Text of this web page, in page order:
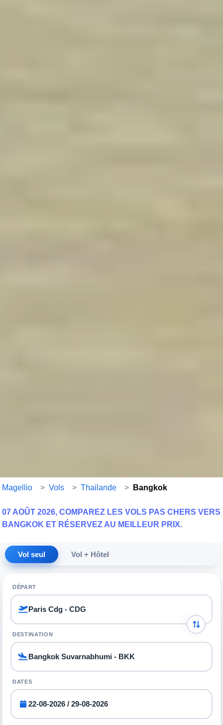
Magellio > Vols > Thailande > Bangkok
07 AOÛT 2026, COMPAREZ LES VOLS PAS CHERS VERS
BANGKOK ET RÉSERVEZ AU MEILLEUR PRIX.
Vol seul Vol + Hôtel
DÉPART
DESTINATION
DATES